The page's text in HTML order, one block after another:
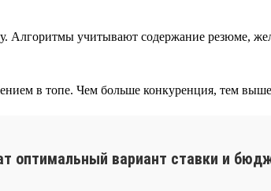
Алгоритмы учитывают содержание резюме,
в топе. Чем больше конкуренция, тем выше
оптимальный вариант ставки и